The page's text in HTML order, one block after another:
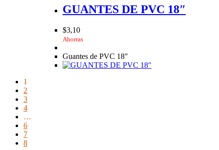
GUANTES DE PVC 18″
$3,10
Ahorras
Guantes de PVC 18"
1
2
3
4
…
6
7
8